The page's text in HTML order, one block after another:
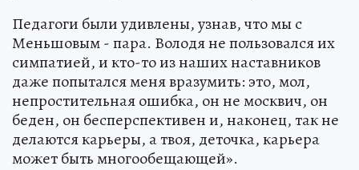
Педагоги были удивлены, узнав, что мы с
Меньшовым - пара. Володя не пользовался их
симпатией, и кто-то из наших наставников
даже попытался меня вразумить: это, мол,
непростительная ошибка, он не москвич, он
беден, он бесперспективен и, наконец, так не
делаются карьеры, а твоя, деточка, карьера
может быть многообещающей».